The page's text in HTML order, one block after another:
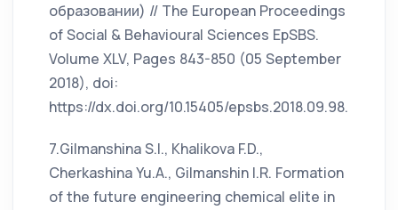
образовании) // The European Proceedings
of Social & Behavioural Sciences EpSBS.
Volume XLV, Pages 843-850 (05 September
2018), doi:
https://dx.doi.org/10.15405/epsbs.2018.09.98.
7.Gilmanshina S.I., Khalikova F.D.,
Cherkashina Yu.A., Gilmanshin I.R. Formation
of the future engineering chemical elite in